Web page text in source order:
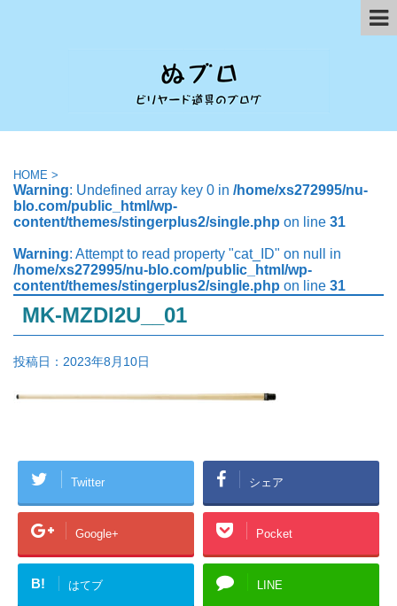
HOME >
Warning: Undefined array key 0 in /home/xs272995/nu-
blo.com/public_html/wp-
content/themes/stingerplus2/single.php on line 31
Warning: Attempt to read property "cat_ID" on null in
/home/xs272995/nu-blo.com/public_html/wp-
content/themes/stingerplus2/single.php on line 31
MK-MZDI2U__01
投稿日： 2023年8月10日
Twitter シェア
Google+ Pocket
B! はてブ LINE